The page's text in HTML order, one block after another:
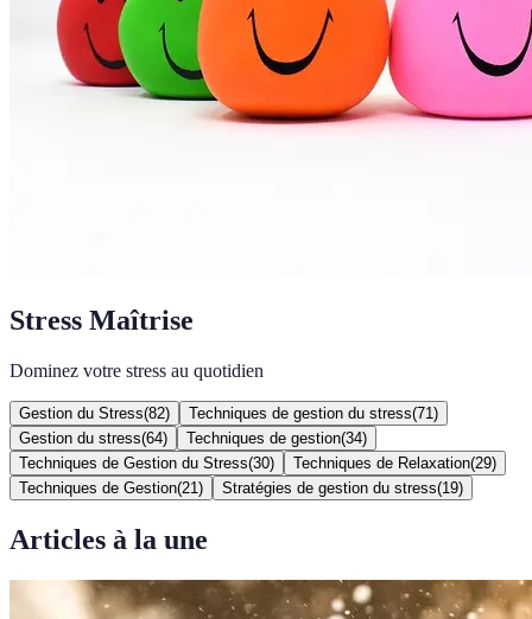
Stress Maîtrise
Dominez votre stress au quotidien
Gestion du Stress(82) Techniques de gestion du stress(71 )
Gestion du stress(64) Techniques de gestion(34)
Techniques de Gestion du Stress(30) Techniques de Relaxation(29)
Techniques de Gestion(21 ) Stratégies de gestion du stress(19)
Articles à la une